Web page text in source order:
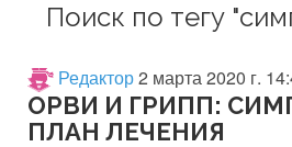
Поиск по тегу
Редактор2 марта 2020 г.
ОРВИ И ГРИПП:
ПЛАН ЛЕЧЕНИЯ